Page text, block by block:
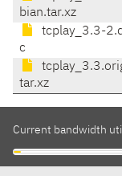
bian.tar.xz
tcplay_3.3-
c
tar.xz
Current bandwidth